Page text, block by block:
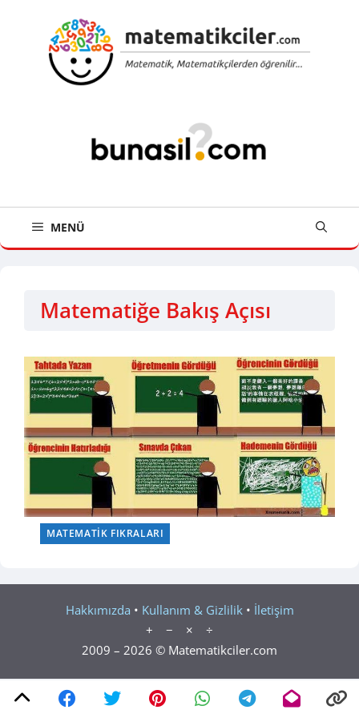
MENÜ
Matematiğe Bakış Açısı
MATEMATIK FIKRALARI
Hakkımızda • Kullanım & Gizlilik • İletişim
+ − × ÷
2009 – 2026 © Matematikciler.com